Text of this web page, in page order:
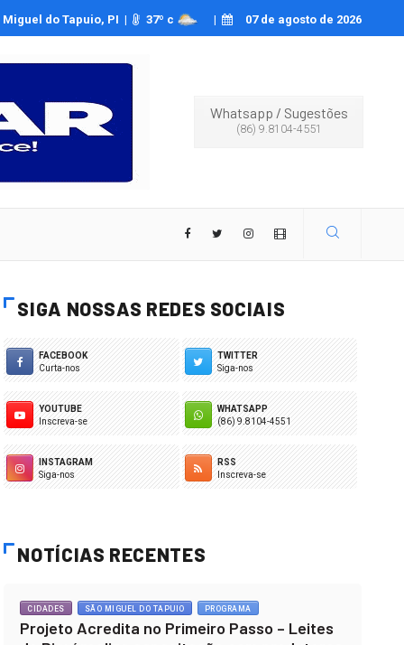
Oliveira relata ser vítima de deepfakes pornográficos
Miguel do Tapuio, PI | 37º c | 07 de agosto de 2026
Whatsapp / Sugestões
(86) 9.8104-4551
SIGA NOSSAS REDES SOCIAIS
FACEBOOK
Curta-nos
TWITTER
Siga-nos
YOUTUBE
Inscreva-se
WHATSAPP
(86) 9.8104-4551
INSTAGRAM
Siga-nos
RSS
Inscreva-se
NOTÍCIAS RECENTES
CIDADES SÃO MIGUEL DO TAPUIO PROGRAMA
Projeto Acredita no Primeiro Passo – Leites